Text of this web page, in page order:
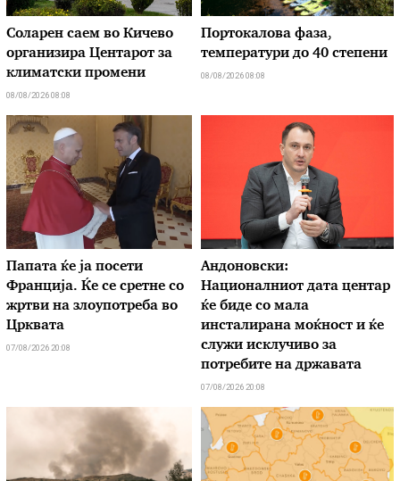
Соларен саем во Кичево
организира Центарот за
климатски промени
08/08/2026 08:08
Портокалова фаза,
температури до 40 степени
08/08/2026 08:08
Папата ќе ја посети
Франција. Ќе се сретне со
жртви на злоупотреба во
Црквата
07/08/2026 20:08
Андоновски:
Националниот дата центар
ќе биде со мала
инсталирана моќност и ќе
служи исклучиво за
потребите на државата
07/08/2026 20:08